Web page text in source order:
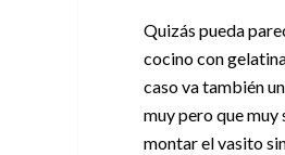
Quizás pueda
cocino con
caso va también
muy pero que
montar el vasito